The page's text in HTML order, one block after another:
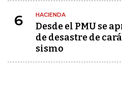
6 HACIENDA
Desde el PMU se
de desastre de
sismo